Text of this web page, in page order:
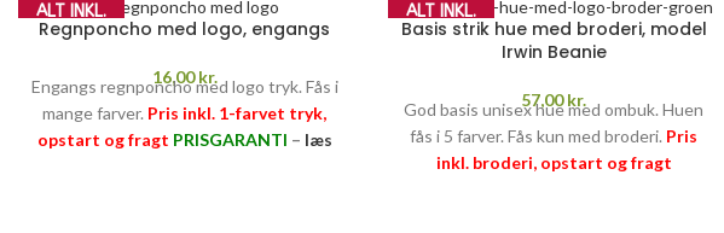
ALT INKL.
Regnponcho med logo, engangs
16,00kr.
Engangs regnponcho med logo tryk. Fås i
mange farver. Pris inkl. 1-farvet tryk,
opstart og fragt PRISGARANTI – læs
ALT INKL.
Basis strik hue med broderi, model
Irwin Beanie
57,00kr.
God basis unisex hue med ombuk. Huen
fås i 5 farver. Fås kun med broderi. Pris
inkl. broderi, opstart og fragt